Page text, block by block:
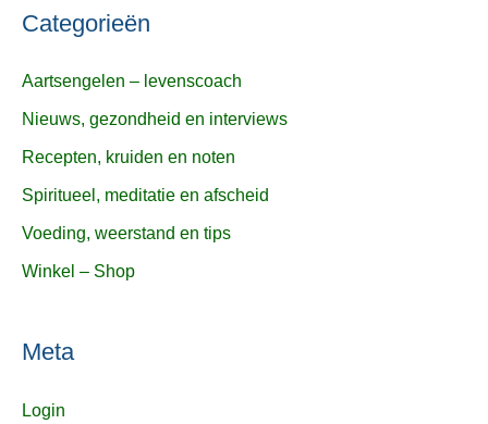
Categorieën
Aartsengelen – levenscoach
Nieuws, gezondheid en interviews
Recepten, kruiden en noten
Spiritueel, meditatie en afscheid
Voeding, weerstand en tips
Winkel – Shop
Meta
Login